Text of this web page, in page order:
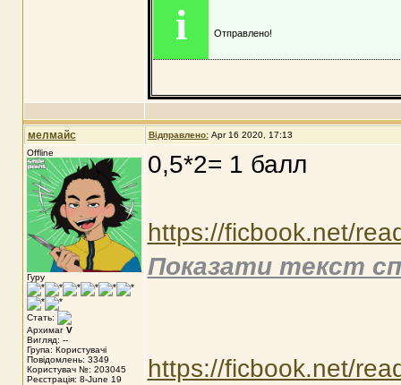
i Отправлено!
мелмайс Відправлено: Apr 16 2020, 17:13
Offline
Гуру
Стать:
Архимаг V
Вигляд: --
Група: Користувачі
Повідомлень: 3349
Користувач №: 203045
Реєстрація: 8-June 19
0,5*2= 1 балл
https://ficbook.net/
Показати текст
https://ficbook.net/